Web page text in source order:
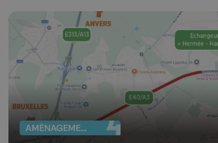
AMÉNAGEMENT DU TERRITOIRE